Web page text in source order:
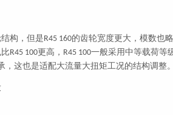
构，但是R45 160的齿轮宽度更大，模数也
R45 100更高， R45 100一般采用中等载荷等
，这也是适配大流量大扭矩工况的结构调整。